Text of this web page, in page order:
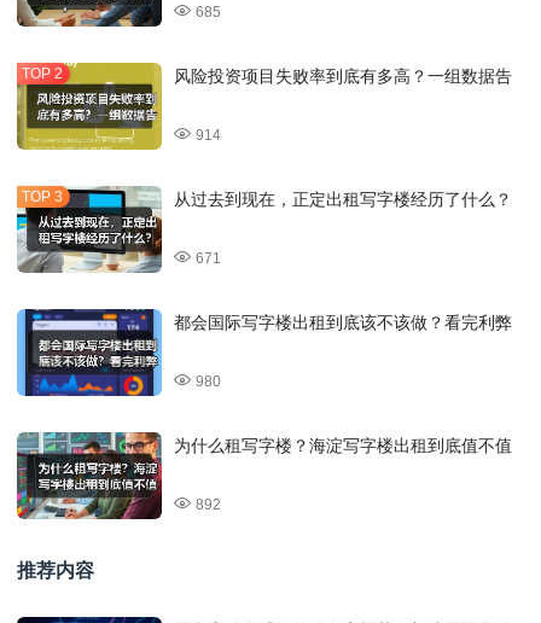
685
风险投资项目失败率到底有多高？一组数据告
914
从过去到现在，正定出租写字楼经历了什么？
671
都会国际写字楼出租到底该不该做？看完利弊
980
为什么租写字楼？海淀写字楼出租到底值不值
892
推荐内容